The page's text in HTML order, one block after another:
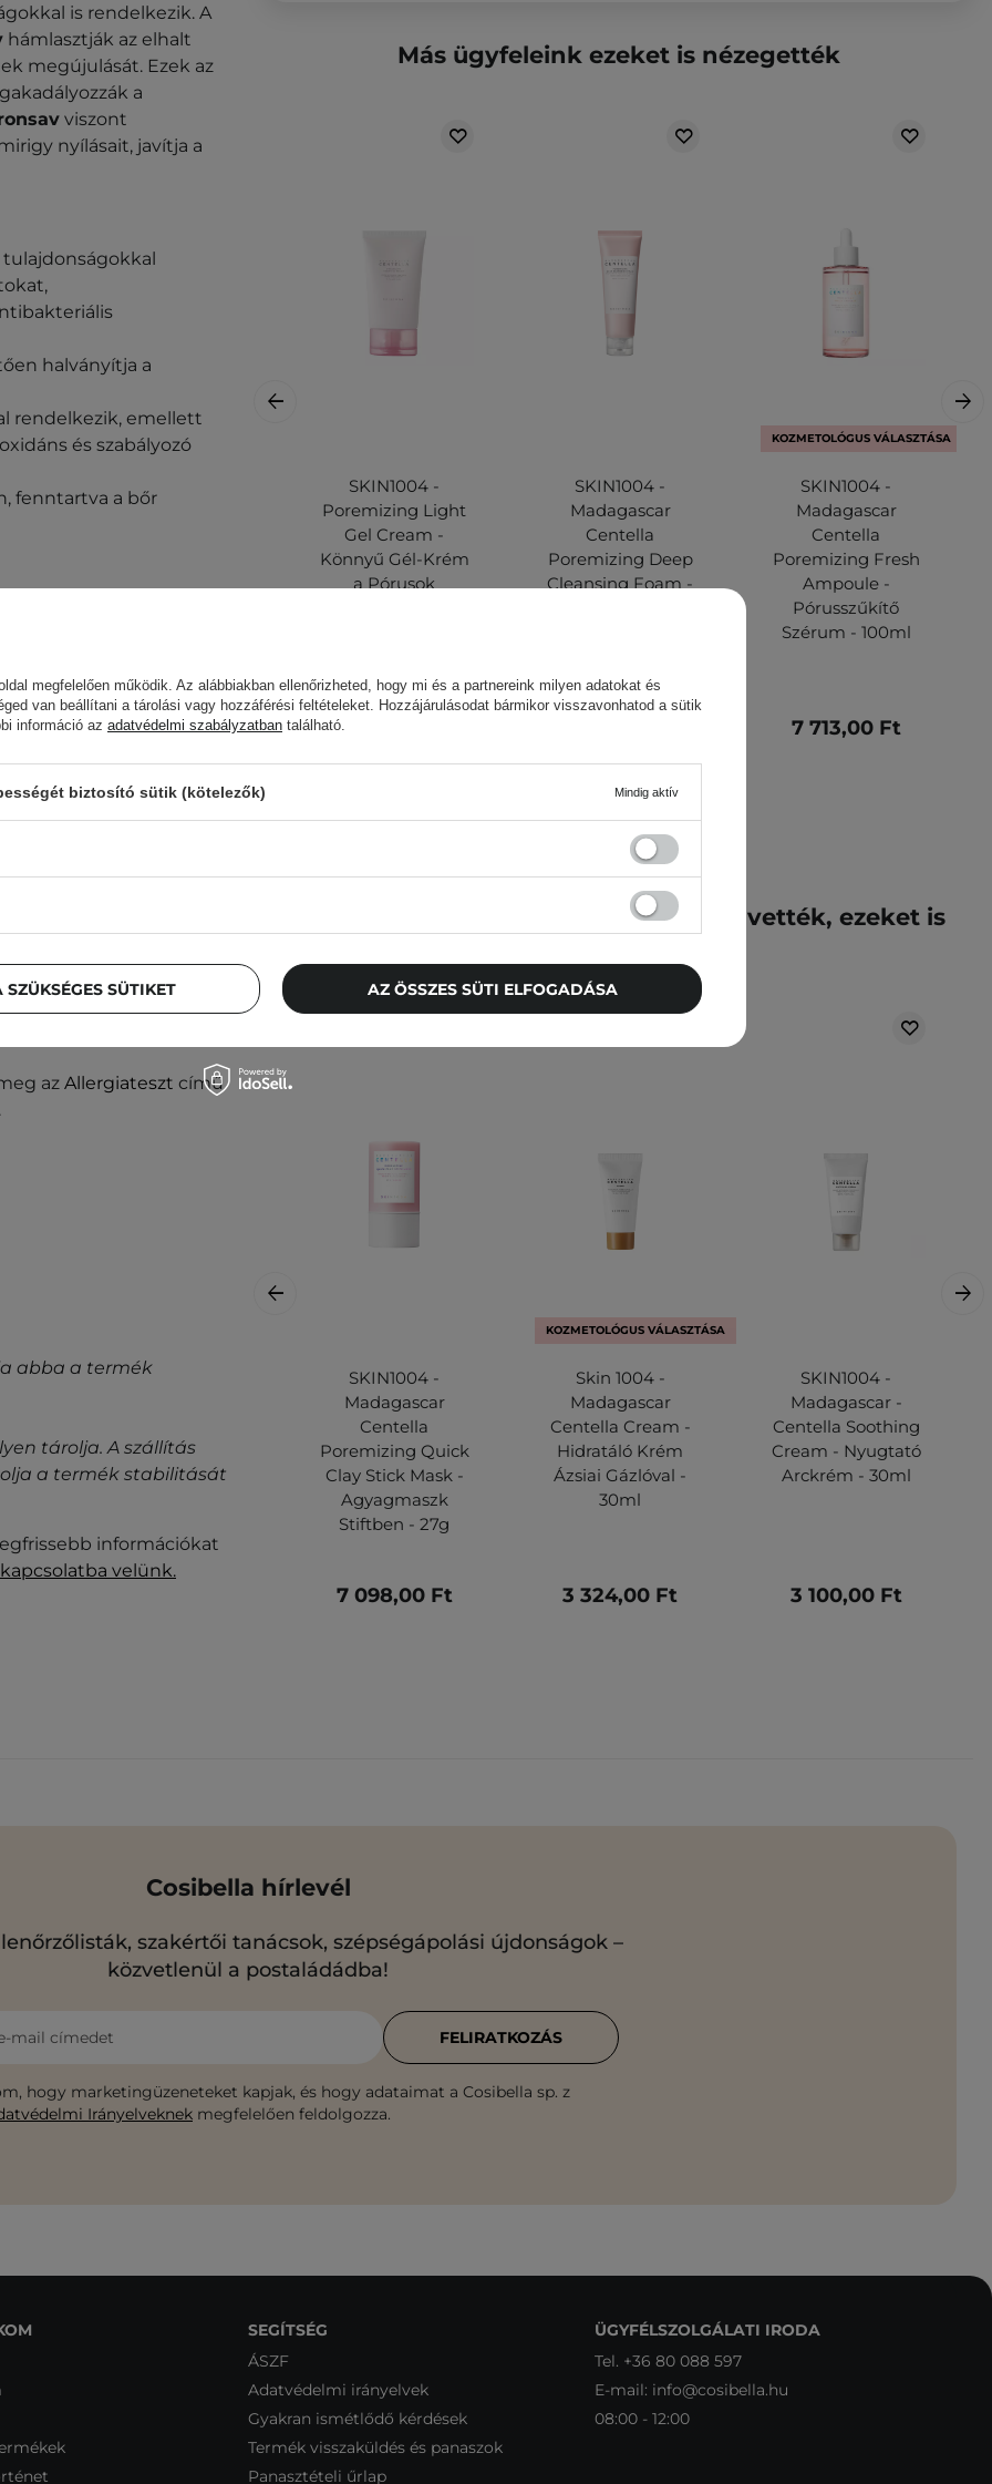
is rendelkezik. A
hámlasztják az elhalt
megújulását. Ezek az
a
viszont
nyílásait, javítja a
halványítja a
rendelkezik, emellett
és szabályozó
fenntartva a bőr
és kozmetikai
a terméket:
vattakoronggal vagy
az Allergiateszt című
abba a termék
tárolja. A szállítás
a termék stabilitását
információkat
velünk.
Más ügyfeleink ezeket is nézegették
SKIN1004 -
Poremizing Light
Gel Cream -
Könnyű Gél-Krém
a Pórusok
5 770,00 Ft
SKIN1004 -
Madagascar
Centella
Poremizing Deep
Cleansing Foam -
KOZMETOLÓGUS VÁLASZTÁSA
SKIN1004 -
Madagascar
Centella
Poremizing Fresh
Ampoule -
Pórusszűkítő
Szérum - 100ml
7 713,00 Ft
Az ügyfelek, akik ezt a terméket megvették, ezeket is
SKIN1004 -
Madagascar
Centella
Poremizing Quick
Clay Stick Mask -
Agyagmaszk
Stiftben - 27g
7 098,00 Ft
KOZMETOLÓGUS VÁLASZTÁSA
Skin 1004 -
Madagascar
Centella Cream -
Hidratáló Krém
Ázsiai Gázlóval -
30ml
3 324,00 Ft
SKIN1004 -
Madagascar -
Centella Soothing
Cream - Nyugtató
Arckrém - 30ml
3 100,00 Ft
Cosibella hírlevél
szakértői tanácsok, szépségápolási újdonságok –
közvetlenül a postaládádba!
mail címedet
hogy marketingüzeneteket kapjak, és hogy adataimat a Cosibella sp. z
Irányelveknek megfelelően feldolgozza.
FELIRATKOZÁS
SEGÍTSÉG
ÁSZF
Adatvédelmi irányelvek
Gyakran ismétlődő kérdések
Termék visszaküldés és panaszok
Panasztételi űrlap
ÜGYFÉLSZOLGÁLATI IRODA
Tel. +36 80 088 597
E-mail: info@cosibella.hu
08:00 - 12:00
megfelelően működik. Az alábbiakban ellenőrizheted, hogy mi és a partnereink milyen adatokat és
van beállítani a tárolási vagy hozzáférési feltételeket. Hozzájárulásodat bármikor visszavonhatod a sütik
információ az adatvédelmi szabályzatban található.
biztosító sütik (kötelezők) Mindig aktív
SÜTIKET AZ ÖSSZES SÜTI ELFOGADÁSA